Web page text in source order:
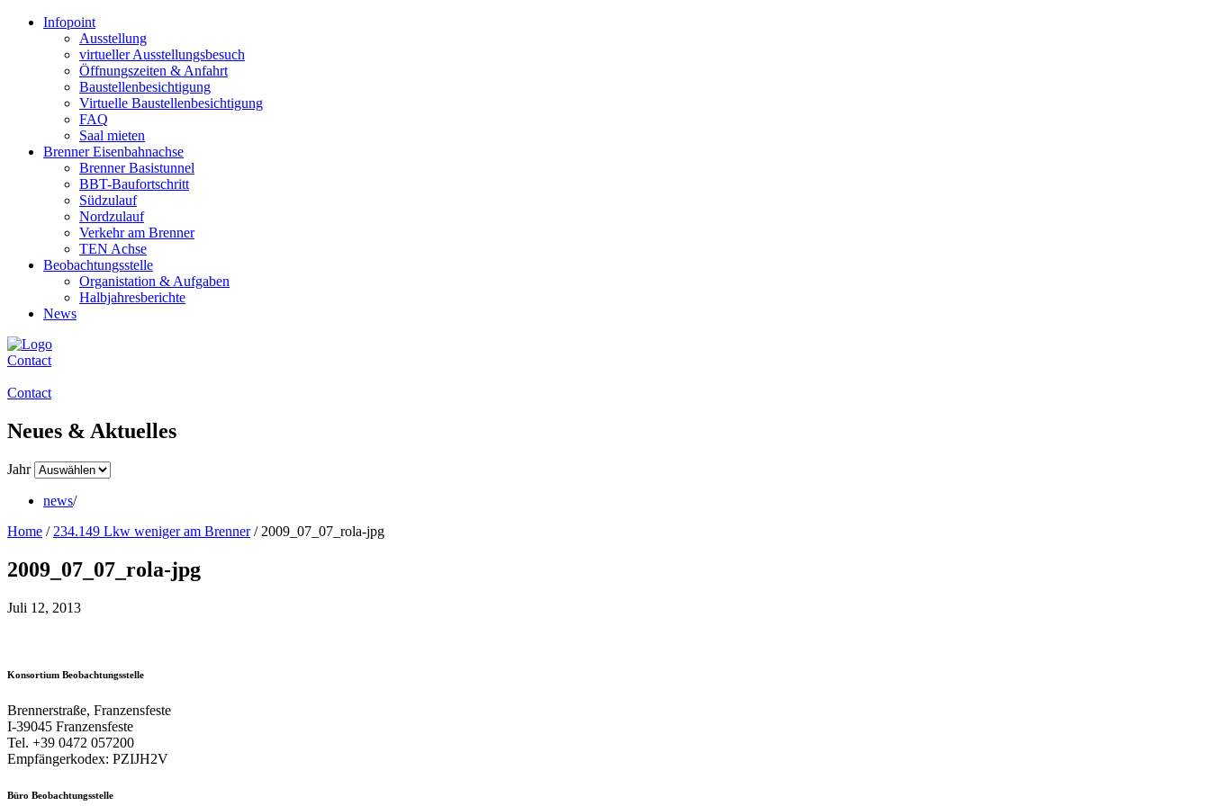
Infopoint
Ausstellung
virtueller Ausstellungsbesuch
Öffnungszeiten & Anfahrt
Baustellenbesichtigung
Virtuelle Baustellenbesichtigung
FAQ
Saal mieten
Brenner Eisenbahnachse
Brenner Basistunnel
BBT-Baufortschritt
Südzulauf
Nordzulauf
Verkehr am Brenner
TEN Achse
Beobachtungsstelle
Organistation & Aufgaben
Halbjahresberichte
News
Contact
Contact
Neues & Aktuelles
Jahr
news/
Home / 234.149 Lkw weniger am Brenner/ 2009_07_07_rola-jpg
2009_07_07_rola-jpg
Juli 12, 2013
Konsortium Beobachtungsstelle
Brennerstraße, Franzensfeste
I-39045 Franzensfeste
Tel. +39 0472 057200
Empfängerkodex: PZIJH2V
Büro Beobachtungsstelle